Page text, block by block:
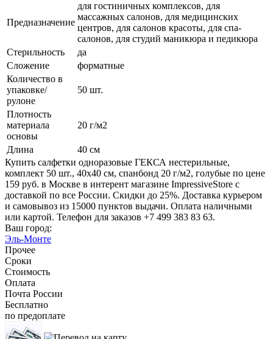
Предназначение
для гостиничных комплексов, для
массажных салонов, для медицинских
центров, для салонов красоты, для спа-
салонов, для студий маникюра и педикюра
Стерильность
да
Сложение
форматные
Количество в
упаковке/
рулоне
50 шт.
Плотность
материала
основы
20 г/м2
Длина
40 см
Купить салфетки одноразовые ГЕКСА нестерильные,
комплект 50 шт., 40х40 см, спанбонд 20 г/м2, голубые по цене
159 руб. в Москве в интерент магазине ImpressiveStore с
доставкой по все России. Скидки до 25%. Доставка курьером
и самовывоз из 15000 пунктов выдачи. Оплата наличными
или картой. Телефон для заказов +7 499 383 83 63.
Ваш город:
Эль-Монте
Прочее
Сроки
Стоимость
Оплата
Почта России
Бесплатно
по предоплате